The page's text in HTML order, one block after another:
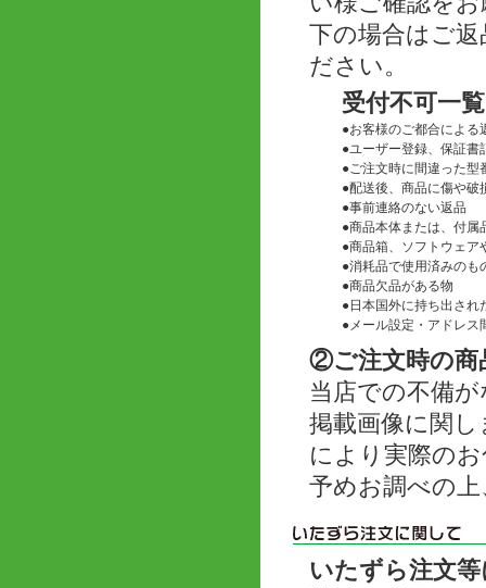
下の場合はご
ださい。
受付不可一覧
●お客様のご都合による
●ユーザー登録、保証書
●ご注文時に間違った型
●配送後、商品に傷や破
●事前連絡のない返品
●商品本体または、付属
●商品箱、ソフトウェア
●消耗品で使用済みのも
●商品欠品がある物
●日本国外に持ち出され
●メール設定・アドレ
②ご注文時の商
当店での不備
掲載画像に関
により実際の
予めお調べの
いたずら注文